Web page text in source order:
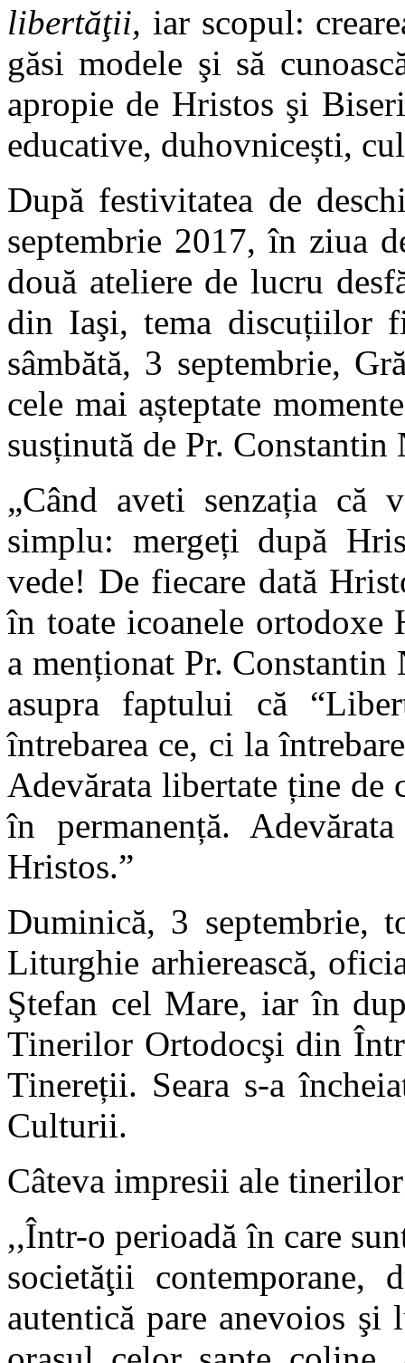
libertăţii, iar scopul:
găsi modele şi să
apropie de Hristos şi
educative, duhovnicești,
După festivitatea de
septembrie 2017, în ziua
două ateliere de lucru
din Iaşi, tema discuțiilor
sâmbătă, 3 septembrie,
cele mai așteptate
susținută de Pr. Constantin
„Când aveti senzația că
simplu: mergeți după
vede! De fiecare dată
în toate icoanele ortodoxe
a menționat Pr. Constantin
asupra faptului că
întrebarea ce, ci la
Adevărata libertate ține de
în permanență.
Hristos.”
Duminică, 3 septembrie,
Liturghie arhierească,
Ştefan cel Mare, iar în
Tinerilor Ortodocşi din
Tinereții. Seara s-a
Culturii.
Câteva impresii ale
,,Într-o perioadă în care
societăţii contemporane,
autentică pare anevoios